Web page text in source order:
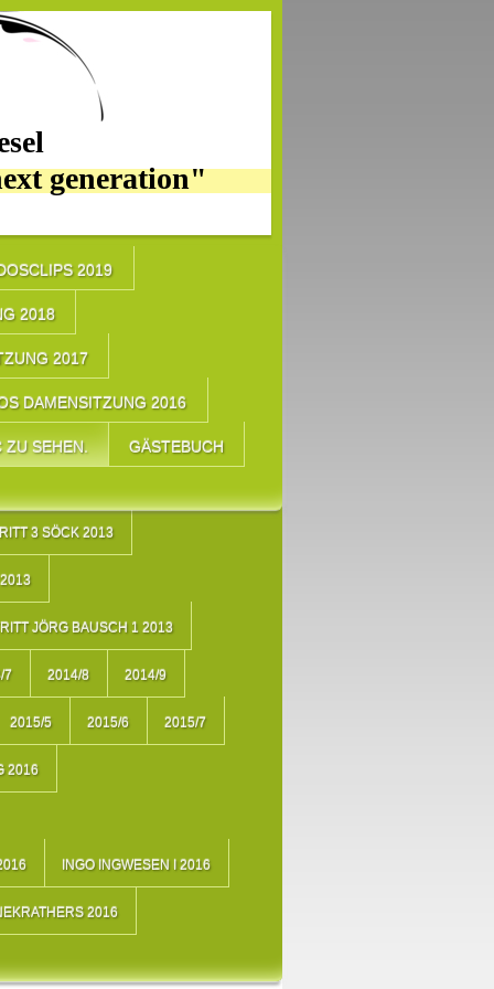
generation"
2019
2018
2017
DAMENSITZUNG 2016
ZU SEHEN. GÄSTEBUCH
3 SÖCK 2013
JÖRG BAUSCH 1 2013
7 2014/8 2014/9
2015/5 2015/6 2015/7
2016
INGO INGWESEN I 2016
2016